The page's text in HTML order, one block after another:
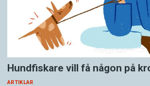
Hundfiskare vill få någon på
ARTIKLAR